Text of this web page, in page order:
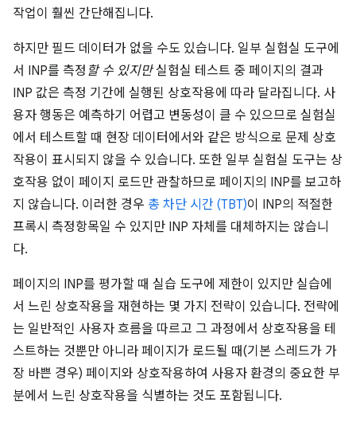
작업이 훨씬 간단해집니다.
하지만 필드 데이터가 없을 수도 있습니다. 일부 실험실 도구에
서 INP를 측정 할 수 있지만실험실 테스트 중 페이지의 결과
INP 값은 측정 기간에 실행된 상호작용에 따라 달라집니다. 사
용자 행동은 예측하기 어렵고 변동성이 클 수 있으므로 실험실
에서 테스트할 때 현장 데이터에서와 같은 방식으로 문제 상호
작용이 표시되지 않을 수 있습니다. 또한 일부 실험실 도구는 상
호작용 없이 페이지 로드만 관찰하므로 페이지의 INP를 보고하
지 않습니다. 이러한 경우 총 차단 시간 (TBT)이 INP의 적절한
프록시 측정항목일 수 있지만 INP 자체를 대체하지는 않습니
다.
페이지의 INP를 평가할 때 실습 도구에 제한이 있지만 실습에
서 느린 상호작용을 재현하는 몇 가지 전략이 있습니다. 전략에
는 일반적인 사용자 흐름을 따르고 그 과정에서 상호작용을 테
스트하는 것뿐만 아니라 페이지가 로드될 때(기본 스레드가 가
장 바쁜 경우) 페이지와 상호작용하여 사용자 환경의 중요한 부
분에서 느린 상호작용을 식별하는 것도 포함됩니다.